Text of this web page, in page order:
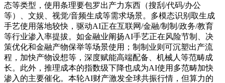
态等类型，使用条理要包罗出产力东西（搜刮/代码/办公
等）、文娱、视觉/音频生成等需求场景。多模态识别取生成
手艺使用落地较快，驱动AI正在互联网/金融/制制/政务/教育
等行业渗入率提拔。如金融业阐扬AI手艺正在风险节制、决
策优化和金融产物保举等场景使用；制制业则可沉塑出产流
程，加快产物设想等，深度赋能高端配备、机械人等范畴成
长。此外，推理成本的指数级下降也成为AI使用多范畴加快
渗入的主要催化。本轮AI财产激发全球共振行情，但算力的